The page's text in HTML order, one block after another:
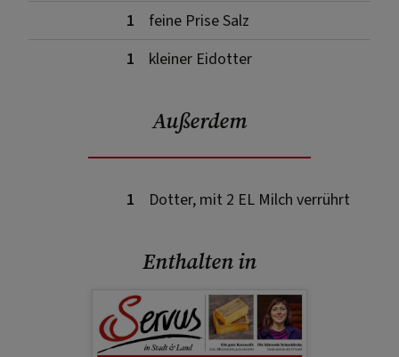
1
feine Prise Salz
1
kleiner Eidotter
Außerdem
1 Dotter, mit 2 EL Milch verrührt
Enthalten in